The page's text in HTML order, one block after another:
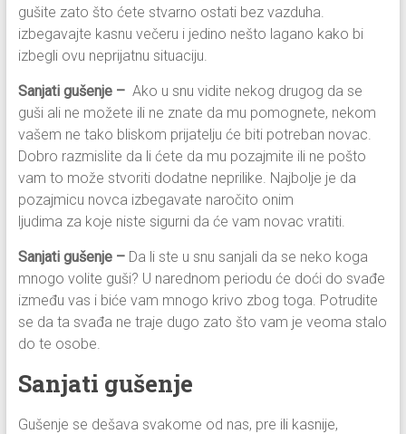
gušite zato što ćete stvarno ostati bez vazduha.
izbegavajte kasnu večeru i jedino nešto lagano kako bi
izbegli ovu neprijatnu situaciju.
Sanjati gušenje – Ako u snu vidite nekog drugog da se
guši ali ne možete ili ne znate da mu pomognete, nekom
vašem ne tako bliskom prijatelju će biti potreban novac.
Dobro razmislite da li ćete da mu pozajmite ili ne pošto
vam to može stvoriti dodatne neprilike. Najbolje je da
pozajmicu novca izbegavate naročito onim
ljudima za koje niste sigurni da će vam novac vratiti.
Sanjati gušenje – Da li ste u snu sanjali da se neko koga
mnogo volite guši? U narednom periodu će doći do svađe
između vas i biće vam mnogo krivo zbog toga. Potrudite
se da ta svađa ne traje dugo zato što vam je veoma stalo
do te osobe.
Sanjati gušenje
Gušenje se dešava svakome od nas, pre ili kasnije,